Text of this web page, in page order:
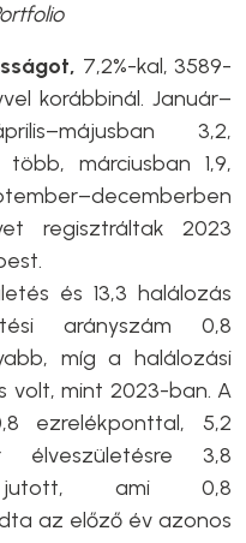
7,2%-kal, 3589-
korábbinál. Január–
3,2,
márciusban 1,9,
regisztráltak 2023
és 13,3 halálozás
arányszám 0,8
míg a halálozási
volt, mint 2023-ban. A
ezrelékponttal, 5,2
3,8
jutott, ami 0,8
az előző év azonos